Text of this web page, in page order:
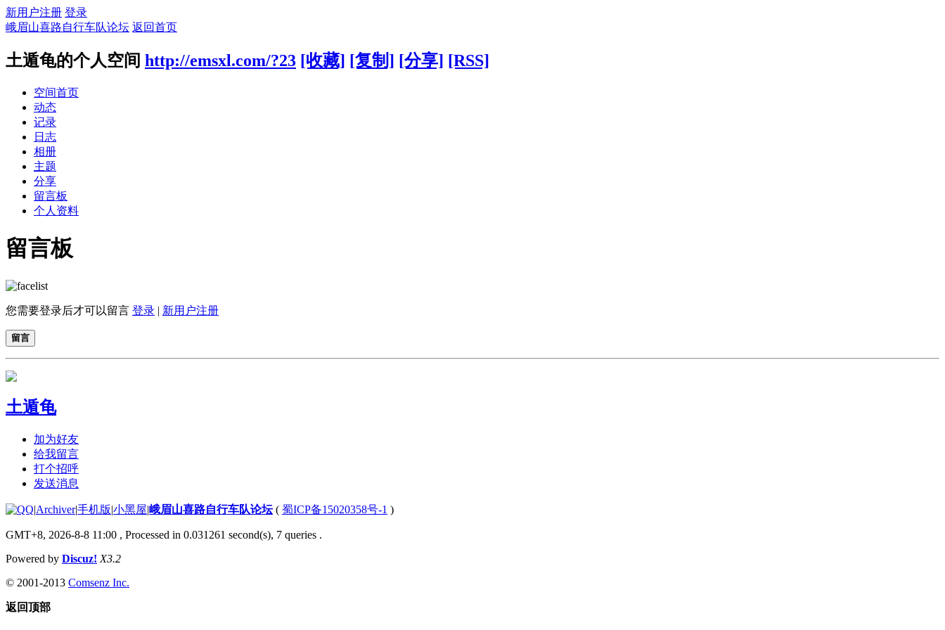
新用户注册 登录
峨眉山喜路自行车队论坛 返回首页
土遁龟的个人空间 http://emsxl.com/?23 [收藏] [复制] [分享] [RSS]
空间首页
动态
记录
日志
相册
主题
分享
留言板
个人资料
留言板
您需要登录后才可以留言 登录 | 新用户注册
留言
土遁龟
加为好友
给我留言
打个招呼
发送消息
|Archiver|手机版|小黑屋|峨眉山喜路自行车队论坛( 蜀ICP备15020358号-1 )
GMT+8, 2026-8-8 11:00 , Processed in 0.031261 second(s), 7 queries .
Powered by Discuz! X3.2
© 2001-2013 Comsenz Inc.
返回顶部